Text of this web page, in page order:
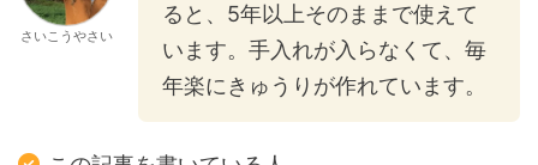
さいこうやさい
ると、5年以上そのままで使えて
います。手入れが入らなくて、毎
年楽にきゅうりが作れています。